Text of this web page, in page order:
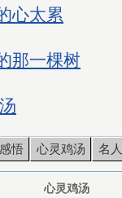
心太累
那一棵树
悟 心灵鸡汤 名
心灵鸡汤